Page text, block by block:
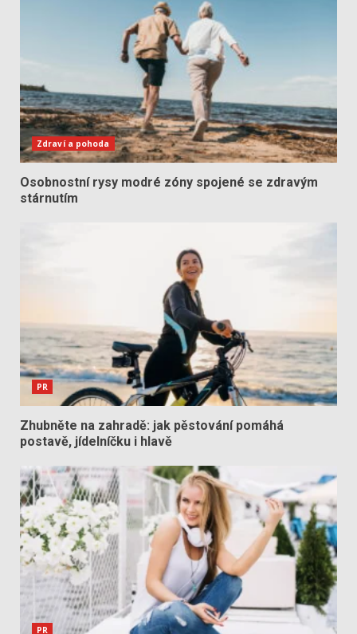
Zdraví a pohoda
Osobnostní rysy modré zóny spojené se zdravým
stárnutím
PR
Zhubněte na zahradě: jak pěstování pomáhá
postavě, jídelníčku i hlavě
PR